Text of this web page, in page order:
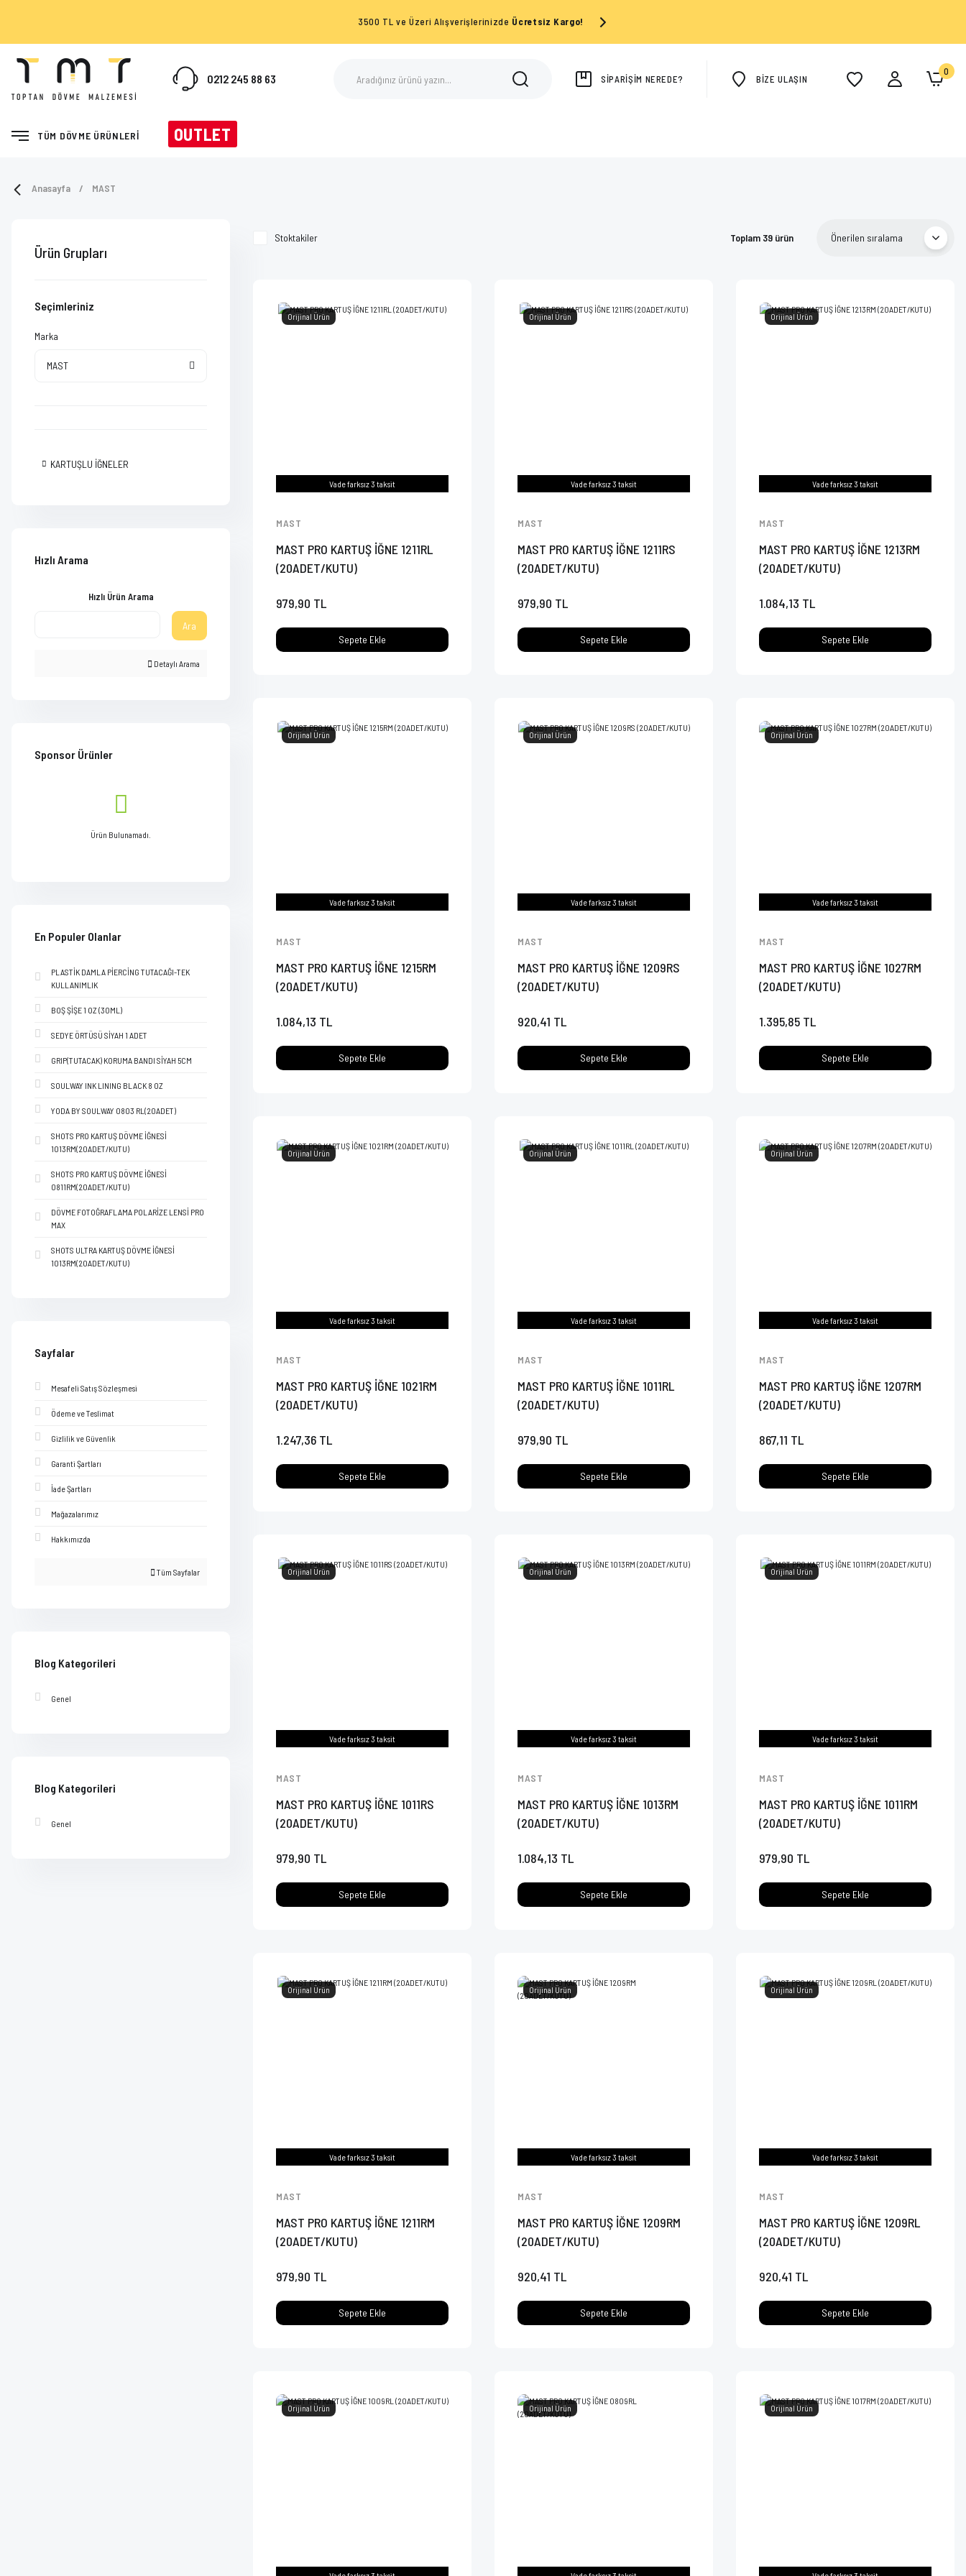
3500 TL ve Üzeri Alışverişlerinizde Ücretsiz Kargo!
0212 245 88 63 SİPARİŞİM NEREDE? BİZE ULAŞIN
0
TÜM DÖVME ÜRÜNLERİ OUTLET
Anasayfa MAST
Ürün Grupları
Seçimleriniz
Marka
MAST
KARTUŞLU İĞNELER
Hızlı Arama
Hızlı Ürün Arama
Ara
Detaylı Arama
Sponsor Ürünler
Ürün Bulunamadı.
En Populer Olanlar
PLASTİK DAMLA PİERCİNG TUTACAĞI-TEK
KULLANIMLIK
BOŞ ŞİŞE 1 OZ (30ML)
SEDYE ÖRTÜSÜ SİYAH 1 ADET
GRIP(TUTACAK) KORUMA BANDI SİYAH 5CM
SOULWAY INK LINING BLACK 8 OZ
YODA BY SOULWAY 0803 RL(20ADET)
SHOTS PRO KARTUŞ DÖVME İĞNESİ
1013RM(20ADET/KUTU)
SHOTS PRO KARTUŞ DÖVME İĞNESİ
0811RM(20ADET/KUTU)
DÖVME FOTOĞRAFLAMA POLARİZE LENSİ PRO
MAX
SHOTS ULTRA KARTUŞ DÖVME İĞNESİ
1013RM(20ADET/KUTU)
Sayfalar
Mesafeli Satış Sözleşmesi
Ödeme ve Teslimat
Gizlilik ve Güvenlik
Garanti Şartları
İade Şartları
Mağazalarımız
Hakkımızda
Tüm Sayfalar
Blog Kategorileri
Genel
Blog Kategorileri
Genel
Stoktakiler Toplam 39 ürün
Orijinal Ürün
Vade farksız 3 taksit
MAST
MAST PRO KARTUŞ İĞNE 1211RL
(20ADET/KUTU)
979,90 TL
Sepete Ekle
Orijinal Ürün
Vade farksız 3 taksit
MAST
MAST PRO KARTUŞ İĞNE 1211RS
(20ADET/KUTU)
979,90 TL
Sepete Ekle
Orijinal Ürün
Vade farksız 3 taksit
MAST
MAST PRO KARTUŞ İĞNE 1213RM
(20ADET/KUTU)
1.084,13 TL
Sepete Ekle
Orijinal Ürün
Vade farksız 3 taksit
MAST
MAST PRO KARTUŞ İĞNE 1215RM
(20ADET/KUTU)
1.084,13 TL
Sepete Ekle
Orijinal Ürün
Vade farksız 3 taksit
MAST
MAST PRO KARTUŞ İĞNE 1209RS
(20ADET/KUTU)
920,41 TL
Sepete Ekle
Orijinal Ürün
Vade farksız 3 taksit
MAST
MAST PRO KARTUŞ İĞNE 1027RM
(20ADET/KUTU)
1.395,85 TL
Sepete Ekle
Orijinal Ürün
Vade farksız 3 taksit
MAST
MAST PRO KARTUŞ İĞNE 1021RM
(20ADET/KUTU)
1.247,36 TL
Sepete Ekle
Orijinal Ürün
Vade farksız 3 taksit
MAST
MAST PRO KARTUŞ İĞNE 1011RL
(20ADET/KUTU)
979,90 TL
Sepete Ekle
Orijinal Ürün
Vade farksız 3 taksit
MAST
MAST PRO KARTUŞ İĞNE 1207RM
(20ADET/KUTU)
867,11 TL
Sepete Ekle
Orijinal Ürün
Vade farksız 3 taksit
MAST
MAST PRO KARTUŞ İĞNE 1011RS
(20ADET/KUTU)
979,90 TL
Sepete Ekle
Orijinal Ürün
Vade farksız 3 taksit
MAST
MAST PRO KARTUŞ İĞNE 1013RM
(20ADET/KUTU)
1.084,13 TL
Sepete Ekle
Orijinal Ürün
Vade farksız 3 taksit
MAST
MAST PRO KARTUŞ İĞNE 1011RM
(20ADET/KUTU)
979,90 TL
Sepete Ekle
Orijinal Ürün
Vade farksız 3 taksit
MAST
MAST PRO KARTUŞ İĞNE 1211RM
(20ADET/KUTU)
979,90 TL
Sepete Ekle
Orijinal Ürün
Vade farksız 3 taksit
MAST
MAST PRO KARTUŞ İĞNE 1209RM
(20ADET/KUTU)
920,41 TL
Sepete Ekle
Orijinal Ürün
Vade farksız 3 taksit
MAST
MAST PRO KARTUŞ İĞNE 1209RL
(20ADET/KUTU)
920,41 TL
Sepete Ekle
Orijinal Ürün Orijinal Ürün Orijinal Ürün